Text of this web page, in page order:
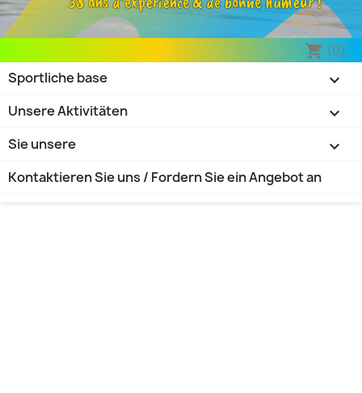
shopping_cart (0)

Sportliche base

Unsere Aktivitäten

Sie unsere
Kontaktieren Sie uns / Fordern Sie ein Angebot an